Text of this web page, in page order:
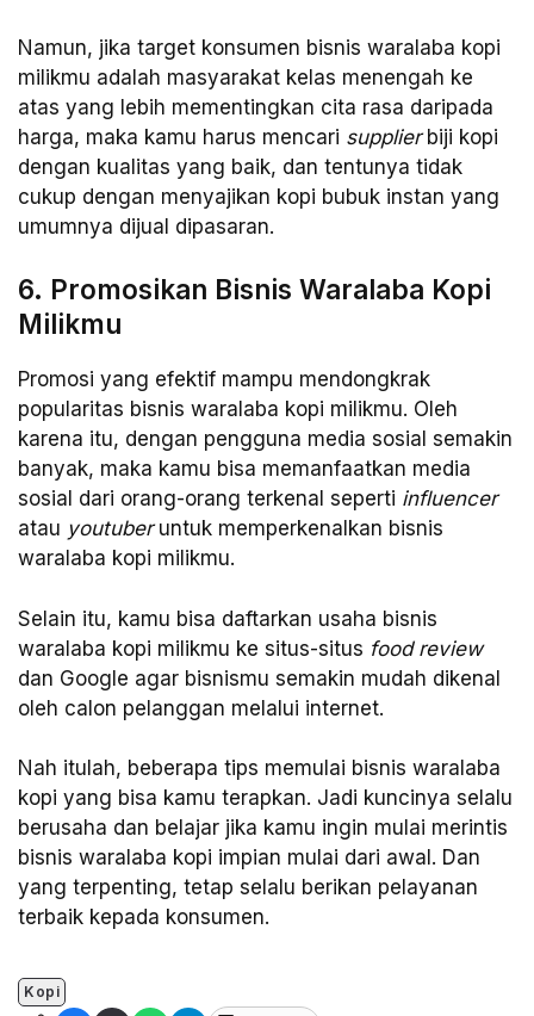
Namun, jika target konsumen bisnis waralaba kopi
milikmu adalah masyarakat kelas menengah ke
atas yang lebih mementingkan cita rasa daripada
harga, maka kamu harus mencari supplierbiji kopi
dengan kualitas yang baik, dan tentunya tidak
cukup dengan menyajikan kopi bubuk instan yang
umumnya dijual dipasaran.
6. Promosikan Bisnis Waralaba Kopi
Milikmu
Promosi yang efektif mampu mendongkrak
popularitas bisnis waralaba kopi milikmu. Oleh
karena itu, dengan pengguna media sosial semakin
banyak, maka kamu bisa memanfaatkan media
sosial dari orang-orang terkenal seperti influencer
atau youtuberuntuk memperkenalkan bisnis
waralaba kopi milikmu.
Selain itu, kamu bisa daftarkan usaha bisnis
waralaba kopi milikmu ke situs-situs food review
dan Google agar bisnismu semakin mudah dikenal
oleh calon pelanggan melalui internet.
Nah itulah, beberapa tips memulai bisnis waralaba
kopi yang bisa kamu terapkan. Jadi kuncinya selalu
berusaha dan belajar jika kamu ingin mulai merintis
bisnis waralaba kopi impian mulai dari awal. Dan
yang terpenting, tetap selalu berikan pelayanan
terbaik kepada konsumen.
Kopi